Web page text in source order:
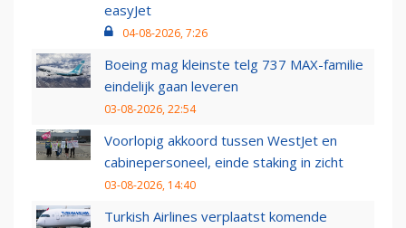
easyJet
04-08-2026, 7:26
Boeing mag kleinste telg 737 MAX-familie
eindelijk gaan leveren
03-08-2026, 22:54
Voorlopig akkoord tussen WestJet en
cabinepersoneel, einde staking in zicht
03-08-2026, 14:40
Turkish Airlines verplaatst komende